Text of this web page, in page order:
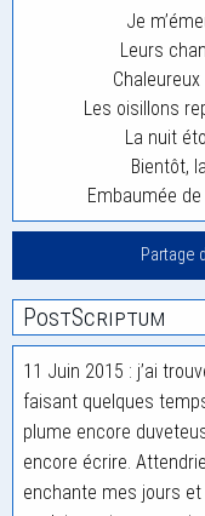
Je
Leurs
Les oisillons
La nuit
Bientôt,
Embaumée
Partage
PostScriptum
11 Juin 2015 : j’ai
faisant quelques
plume encore
encore écrire.
enchante mes jours et